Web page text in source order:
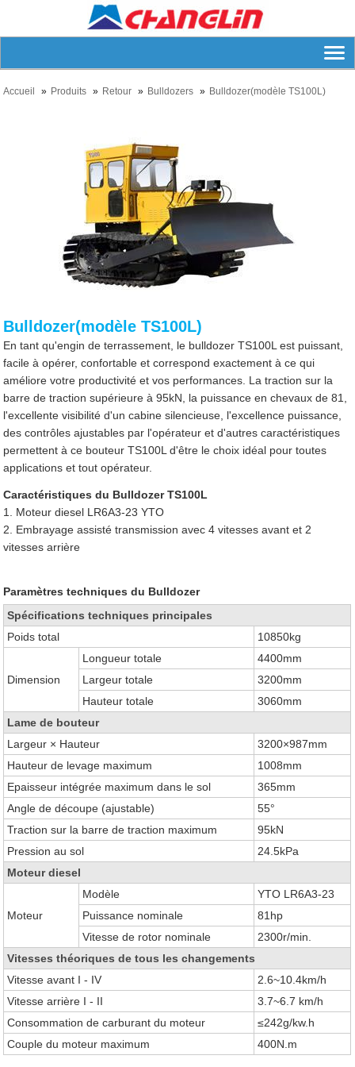
Accueil Produits Retour Bulldozers Bulldozer(modèle TS100L)
Bulldozer(modèle TS100L)
En tant qu'engin de terrassement, le bulldozer TS100L est puissant,
facile à opérer, confortable et correspond exactement à ce qui
améliore votre productivité et vos performances. La traction sur la
barre de traction supérieure à 95kN, la puissance en chevaux de 81,
l'excellente visibilité d'un cabine silencieuse, l'excellence puissance,
des contrôles ajustables par l'opérateur et d'autres caractéristiques
permettent à ce bouteur TS100L d'être le choix idéal pour toutes
applications et tout opérateur.
Caractéristiques du Bulldozer TS100L
1. Moteur diesel LR6A3-23 YTO
2. Embrayage assisté transmission avec 4 vitesses avant et 2
vitesses arrière
Paramètres techniques du Bulldozer
Spécifications techniques principales
Poids total
10850kg
Dimension
Longueur totale
4400mm
Largeur totale
3200mm
Hauteur totale
3060mm
Lame de bouteur
Largeur × Hauteur
3200×987mm
Hauteur de levage maximum
1008mm
Epaisseur intégrée maximum dans le sol
365mm
Angle de découpe (ajustable)
55°
Traction sur la barre de traction maximum
95kN
Pression au sol
24.5kPa
Moteur diesel
Moteur
Modèle
YTO LR6A3-23
Puissance nominale
81hp
Vitesse de rotor nominale
2300r/min.
Vitesses théoriques de tous les changements
Vitesse avant I - IV
2.6~10.4km/h
Vitesse arrière I - II
3.7~6.7 km/h
Consommation de carburant du moteur
≤242g/kw.h
Couple du moteur maximum
400N.m